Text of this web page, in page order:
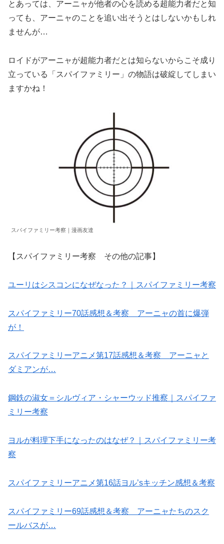
とあっては、アーニャが他者の心を読める超能力者だと知
っても、アーニャのことを追い出そうとはしないかもしれ
ませんが…
ロイドがアーニャが超能力者だとは知らないからこそ成り
立っている「スパイファミリー」の物語は破綻してしまい
ますかね！
スパイファミリー考察｜漫画友達
【スパイファミリー考察 その他の記事】
ユーリはシスコンになぜなった？｜スパイファミリー考察
スパイファミリー70話感想＆考察 アーニャの首に爆弾
が！
スパイファミリーアニメ第17話感想＆考察 アーニャと
ダミアンが…
鋼鉄の淑女＝シルヴィア・シャーウッド推察｜スパイファ
ミリー考察
ヨルが料理下手になったのはなぜ？｜スパイファミリー考
察
スパイファミリーアニメ第16話ヨル’sキッチン感想＆考察
スパイファミリー69話感想＆考察 アーニャたちのスク
ールバスが…